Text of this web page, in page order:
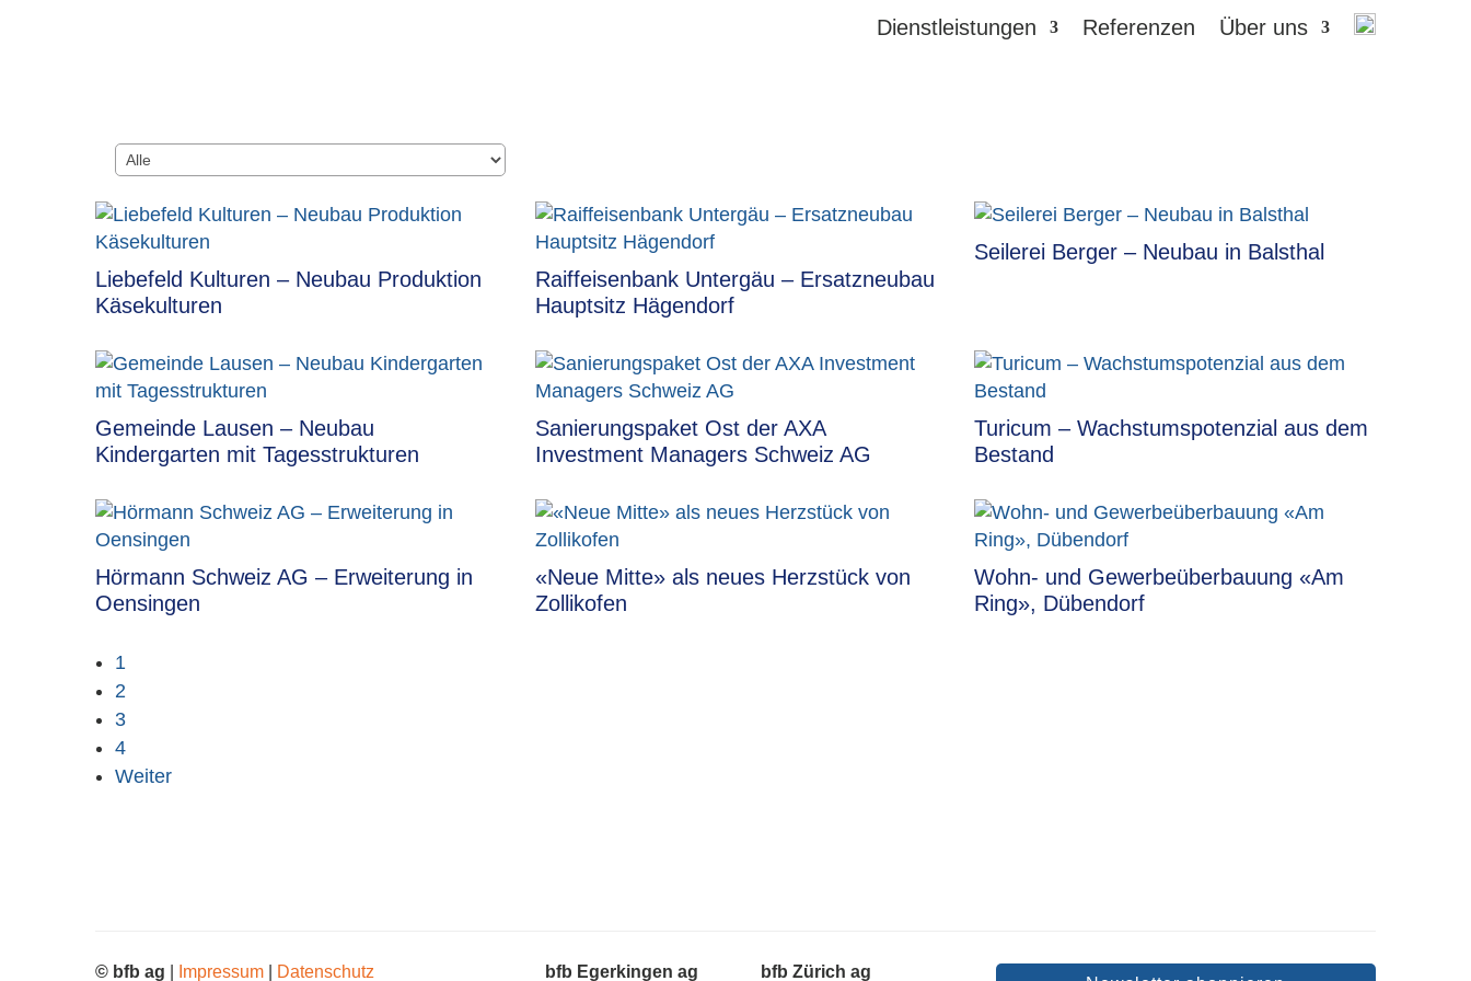
Dienstleistungen Referenzen Über uns
Liebefeld Kulturen – Neubau Produktion
Käsekulturen
Raiffeisenbank Untergäu – Ersatzneubau
Hauptsitz Hägendorf
Seilerei Berger – Neubau in Balsthal
Gemeinde Lausen – Neubau
Kindergarten mit Tagesstrukturen
Sanierungspaket Ost der AXA
Investment Managers Schweiz AG
Turicum – Wachstumspotenzial aus dem
Bestand
Hörmann Schweiz AG – Erweiterung in
Oensingen
«Neue Mitte» als neues Herzstück von
Zollikofen
Wohn- und Gewerbeüberbauung «Am
Ring», Dübendorf
1
2
3
4
Weiter
© bfb ag Impressum Datenschutz bfb Egerkingen ag bfb Zürich ag